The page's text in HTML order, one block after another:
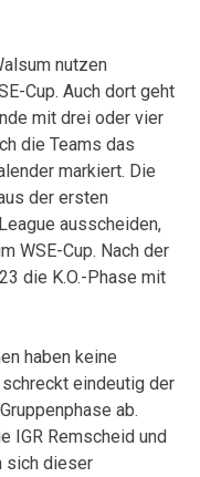
nutzen
Cup. Auch dort geht
mit drei oder vier
die Teams das
markiert. Die
der ersten
ausscheiden,
WSE-Cup. Nach der
die K.O.-Phase mit
haben keine
eindeutig der
ab.
IGR Remscheid und
sich dieser